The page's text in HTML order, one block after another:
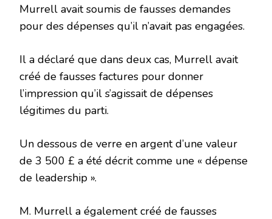
Murrell avait soumis de fausses demandes
pour des dépenses qu’il n’avait pas engagées.
Il a déclaré que dans deux cas, Murrell avait
créé de fausses factures pour donner
l’impression qu’il s’agissait de dépenses
légitimes du parti.
Un dessous de verre en argent d’une valeur
de 3 500 £ a été décrit comme une « dépense
de leadership ».
M. Murrell a également créé de fausses